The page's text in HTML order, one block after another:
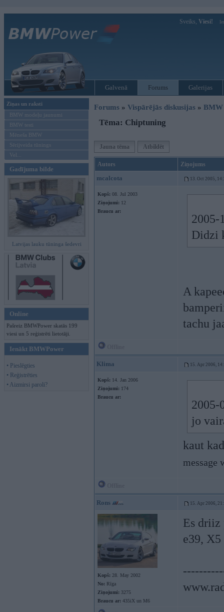
Sveiks, Viesi!
Galvenā Forums Galerijas
Ziņas un raksti
BMW modeļu jaunumi
BMW testi
Mēneša BMW
Sērijveida tūnings
Vel...
Gadījuma bilde
Latvijas lauku tūninga šedevri
Online
Pašreiz BMWPower skatās 199
viesi un 5 reģistrēti lietotāji.
Ienākt BMWPower
• Pieslēgties
• Reģistrēties
• Aizmirsi paroli?
Forums » Vispārējās diskusijas » BMW
Tēma: Chiptuning
Jauna tēma Atbildēt
Autors Ziņojums
mcalcota 13. Oct 2005,
Kopš: 08. Jul 2003
Ziņojumi: 12
Braucu ar:
2005-
Didzi
A
tachu
Klima 15. Apr 2006,
Kopš: 14. Jan 2006
Ziņojumi: 174
Braucu ar:
2005-
jo
kaut
message
Rons 15. Apr 2006,
Kopš: 28. May 2002
No: Rīga
Ziņojumi: 3275
Braucu ar: 435iX un M6
Es driiz
e39,